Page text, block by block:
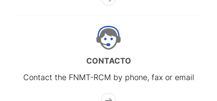
CONTACTO
Contact the FNMT-RCM by phone, fax or email